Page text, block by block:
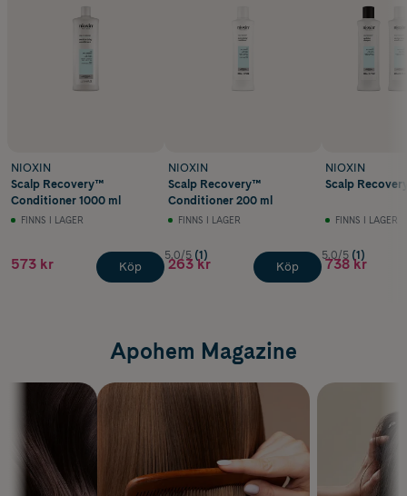
NIOXIN
Scalp Recovery™
Conditioner 1000 ml
FINNS I LAGER
573 kr Köp
NIOXIN
Scalp Recovery™
Conditioner 200 ml
FINNS I LAGER
5.0/5 (1)
263 kr Köp
NIOXIN
Scalp
FINNS I LAGER
5.0/5 (1)
738 kr
Apohem Magazine